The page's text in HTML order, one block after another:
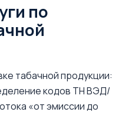
по
табачной продукции:
кодов ТН ВЭД/
«от эмиссии до